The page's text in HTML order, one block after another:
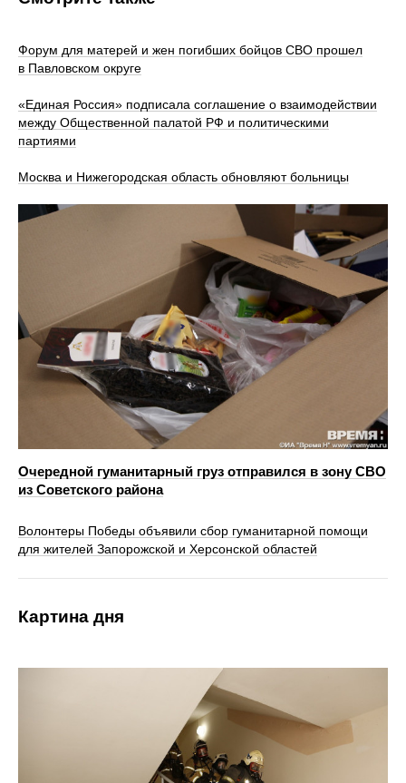
Форум для матерей и жен погибших бойцов СВО прошел
в Павловском округе
«Единая Россия» подписала соглашение о взаимодействии
между Общественной палатой РФ и политическими
партиями
Москва и Нижегородская область обновляют больницы
Очередной гуманитарный груз отправился в зону СВО
из Советского района
Волонтеры Победы объявили сбор гуманитарной помощи
для жителей Запорожской и Херсонской областей
Картина дня